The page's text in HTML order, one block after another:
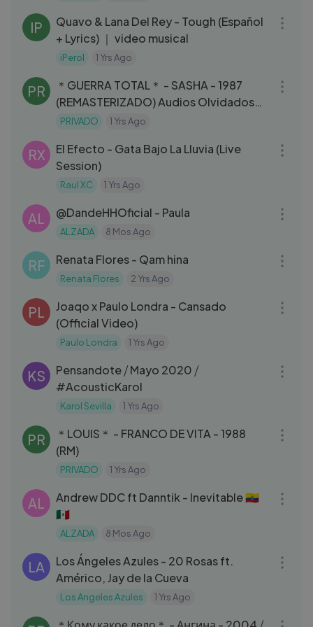
IP
Quavo & Lana Del Rey - Tough (Español
+ Lyrics) ｜ video musical
iPerol 1 Yrs Ago
PR
＊GUERRA TOTAL＊ - SASHA - 1987
(REMASTERIZADO) Audios Olvidados
de los 80s...
PRIVADO 1 Yrs Ago
RX
El Efecto - Gata Bajo La Lluvia (Live
Session)
Raul XC 1 Yrs Ago
AL ‪@DandeHHOficial‬ - Paula
ALZADA 8 Mos Ago
RF Renata Flores - Qam hina
Renata Flores 2 Yrs Ago
PL
Joaqo x Paulo Londra - Cansado
(Official Video)
Paulo Londra 1 Yrs Ago
KS
Pensandote ⧸ Mayo 2020 ⧸
#AcousticKarol
Karol Sevilla 1 Yrs Ago
PR
＊LOUIS＊ - FRANCO DE VITA - 1988
(RM)
PRIVADO 1 Yrs Ago
AL
Andrew DDC ft Danntik - Inevitable 🇪🇨
🇲🇽
ALZADA 8 Mos Ago
LA
Los Ángeles Azules - 20 Rosas ft.
Américo, Jay de la Cueva
Los Angeles Azules 1 Yrs Ago